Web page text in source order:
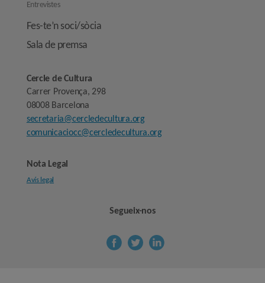
Entrevistes
Fes-te’n soci/sòcia
Sala de premsa
Cercle de Cultura
Carrer Provença, 298
08008 Barcelona
secretaria@cercledecultura.org
comunicaciocc@cercledecultura.org
Nota Legal
Avís legal
Segueix-nos